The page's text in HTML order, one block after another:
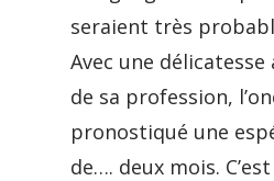
seraient très
Avec une
de sa profession,
pronostiqué une
de…. deux mois.